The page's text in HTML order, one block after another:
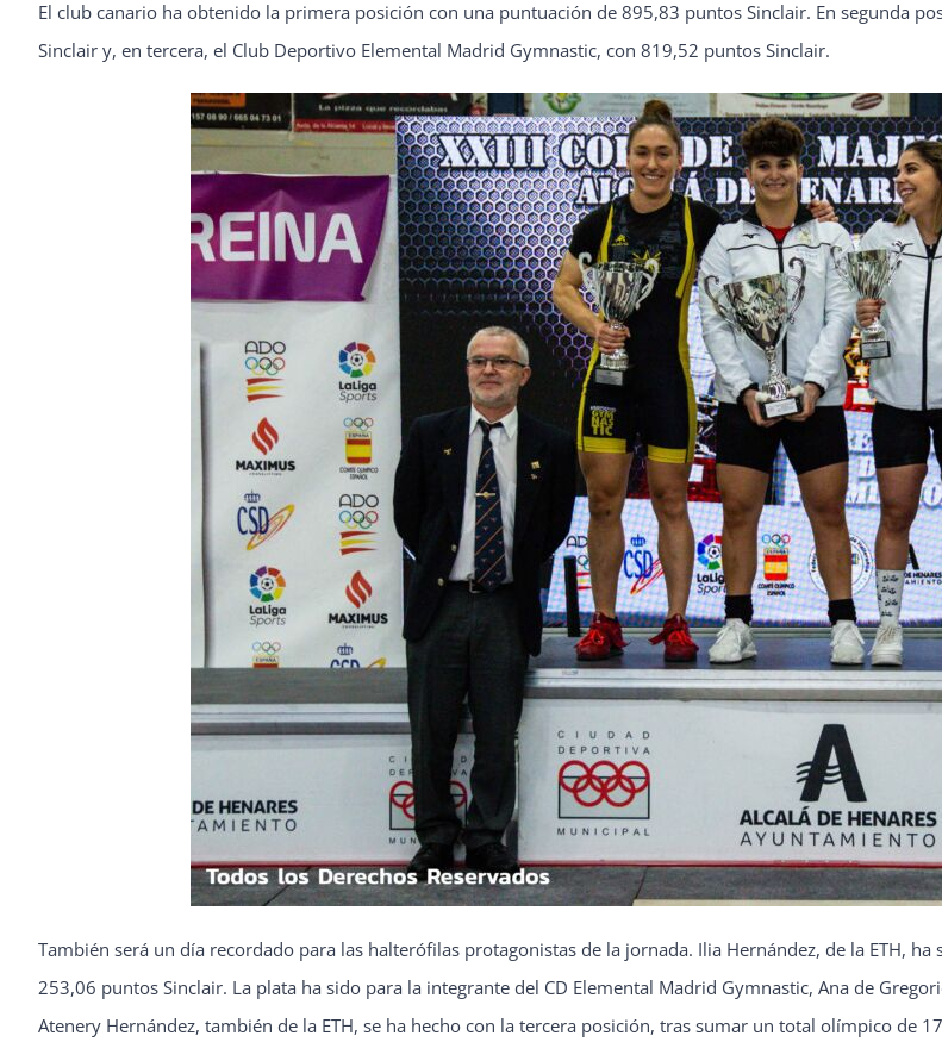
El club canario ha obtenido la primera posición con una puntuación de 895,83 puntos Sinclair. En segunda
Sinclair y, en tercera, el Club Deportivo Elemental Madrid Gymnastic, con 819,52 puntos Sinclair.
También será un día recordado para las halterófilas protagonistas de la jornada. Ilia Hernández, de la ETH,
253,06 puntos Sinclair. La plata ha sido para la integrante del CD Elemental Madrid Gymnastic, Ana de
Atenery Hernández, también de la ETH, se ha hecho con la tercera posición, tras sumar un total olímpico de